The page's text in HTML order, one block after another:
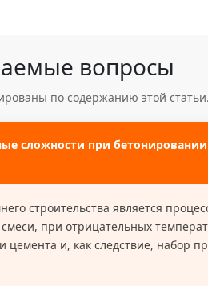
вопросы
по содержанию этой статьи.
сложности при
строительства является
при отрицательных
цемента и, как следствие, набор